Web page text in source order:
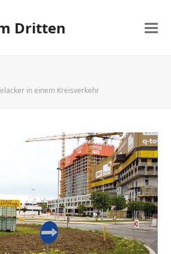
Dritten
in einem Kreisverkehr